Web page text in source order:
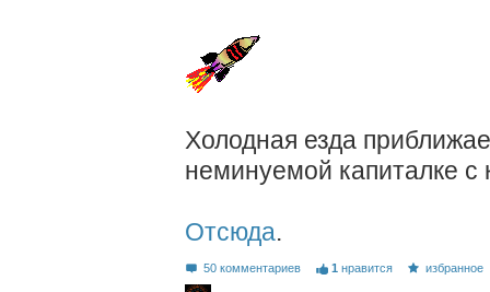
Холодная езда
неминуемой капиталке с
Отсюда.
50 комментариев 1 нравится избранное